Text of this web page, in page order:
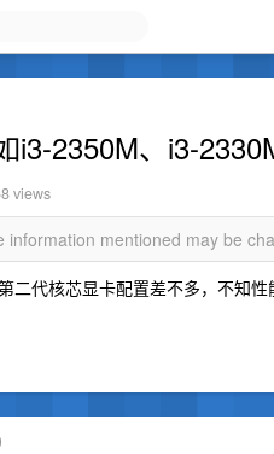
2350M、i3-
views
mentioned may be
代核芯显卡配置差不多，不知性